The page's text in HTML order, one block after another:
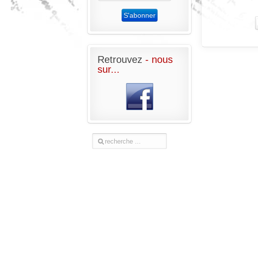
Retrouvez - nous
sur...